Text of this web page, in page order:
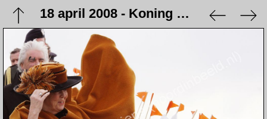
18 april 2008 - Koning Beatrix opent de Beatrixhaven